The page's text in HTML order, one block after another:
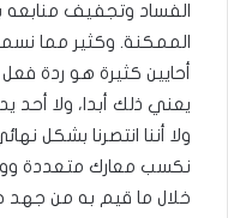
الفساد وتجفيف منابعه
الممكنة. وكثير مما
أحايين كثيرة هو ردة
يعني ذلك أبدا، ولا أحد
ولا أننا انتصرنا بشكل
نكسب معارك متعددة
خلال ما قيم به من جهد